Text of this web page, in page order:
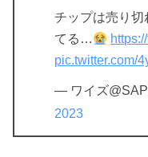
チップは売り切
てる…
pic.twitter.com/
— ワイズ
2023